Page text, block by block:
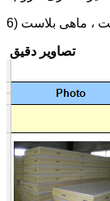
تصاویر دقیق